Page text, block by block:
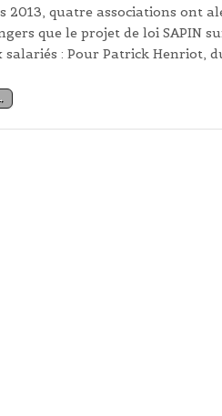
2013, quatre associations ont
que le projet de loi SAPIN
: Pour Patrick Henriot,